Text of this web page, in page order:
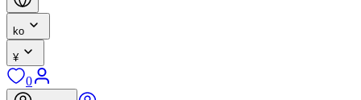
ko
¥
0